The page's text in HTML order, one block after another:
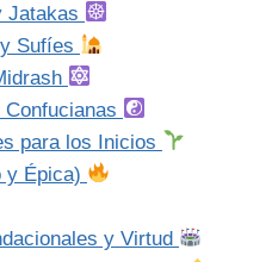
Jatakas
Sufíes
para los Inicios
y Épica)
y Virtud